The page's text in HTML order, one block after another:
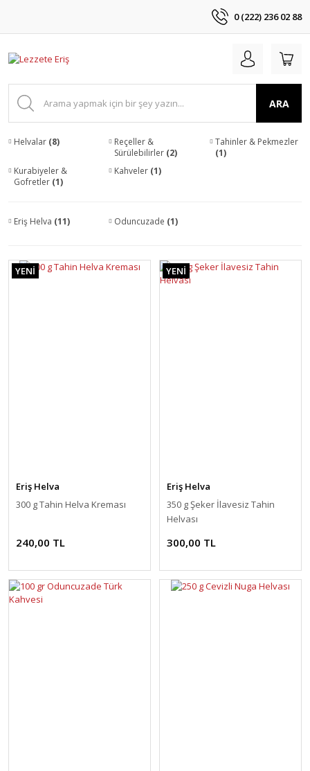
0 (222) 236 02 88
ARA
Helvalar (8)
Reçeller &
Sürülebilirler (2)
Tahinler & Pekmezler
(1)
Kurabiyeler &
Gofretler (1)
Kahveler (1)
Eriş Helva (11) Oduncuzade (1)
YENİ
Eriş Helva
300 g Tahin Helva Kreması
240,00 TL
YENİ
Eriş Helva
350 g Şeker İlavesiz Tahin
Helvası
300,00 TL